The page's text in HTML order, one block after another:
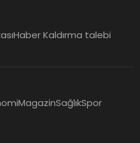
Haber Kaldırma talebi
MagazinSağlıkSpor